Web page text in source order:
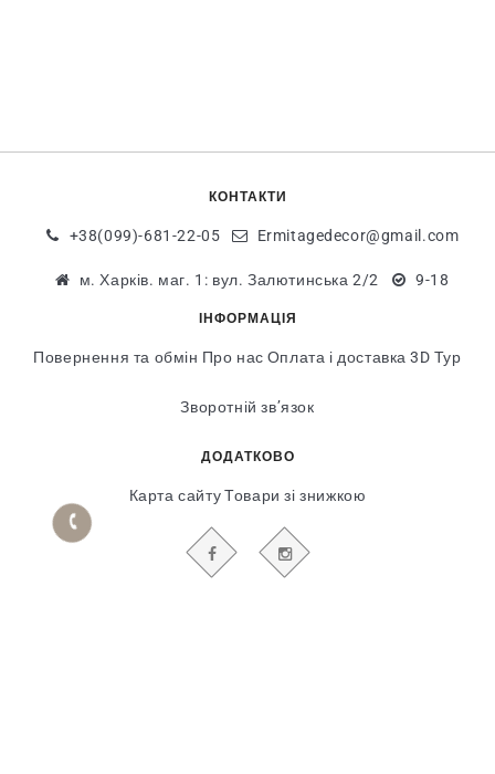
КОНТАКТИ
+38(099)-681-22-05 Ermitagedecor@gmail.com
м. Харків. маг. 1: вул. Залютинська 2/2 9-18
ІНФОРМАЦІЯ
Повернення та обмін Про нас Оплата і доставка 3D Тур
Зворотній зв’язок
ДОДАТКОВО
Карта сайту Товари зі знижкою